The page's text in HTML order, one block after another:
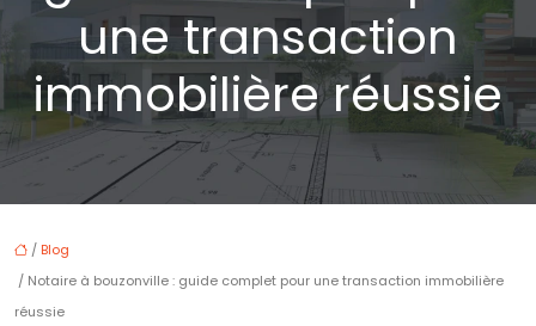
une transaction
immobilière réussie
/ Blog
/ Notaire à bouzonville : guide complet pour une transaction immobilière
réussie